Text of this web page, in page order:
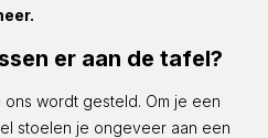
er aan de tafel?
wordt gesteld. Om je een
stoelen je ongeveer aan een